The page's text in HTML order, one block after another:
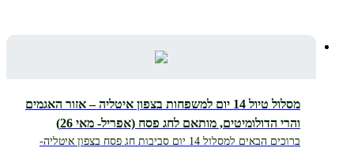
מסלול טיול 14 יום למשפחות בצפון איטליה – אזור האגמים
והרי הדולומיטים, מותאם לחג פסח (אפריל- מאי 26)
ברוכים הבאים למסלול 14 יום סביבות חג פסח בצפון איטליה-